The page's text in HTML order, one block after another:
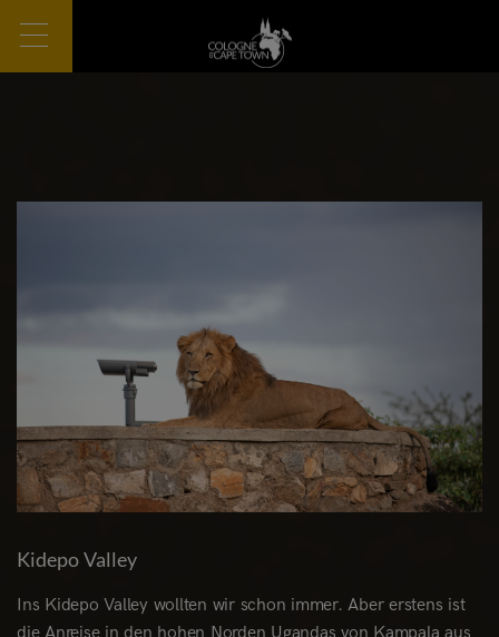
Kidepo Valley
Ins Kidepo Valley wollten wir schon immer. Aber erstens ist
die Anreise in den hohen Norden Ugandas von Kampala aus